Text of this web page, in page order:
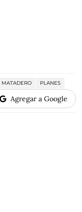
MATADERO PLANES
Agregar a Google